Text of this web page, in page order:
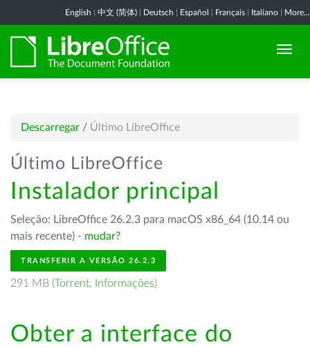
English 中文 (简体) Deutsch Español Français Italiano More...
Descarregar / Último LibreOffice
Último LibreOffice
Instalador principal
Seleção: LibreOffice 26.2.3 para macOS x86_64 (10.14 ou
mais recente) - mudar?
TRANSFERIR A VERSÃO 26.2.3
291 MB (Torrent, Informações)
Obter a interface do